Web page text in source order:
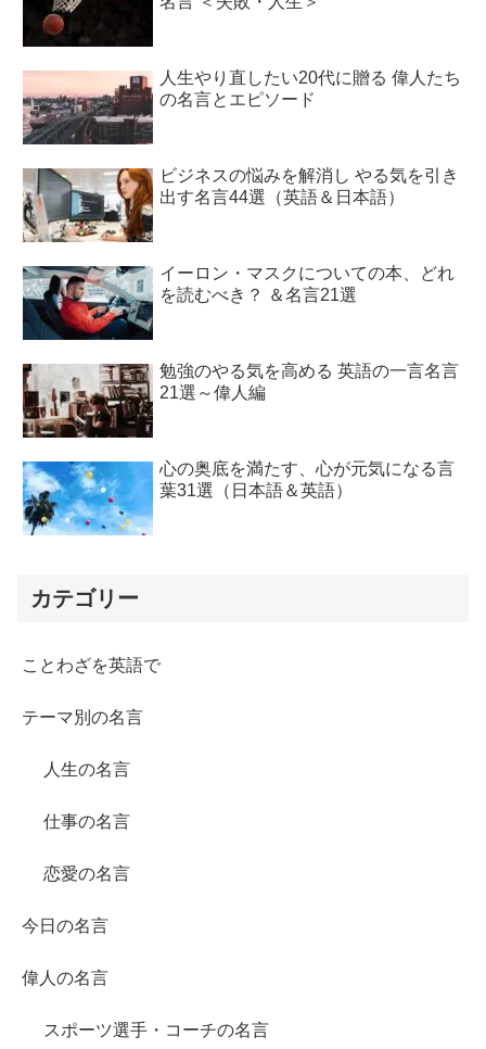
人生やり直したい20代に贈る 偉人たち
の名言とエピソード
ビジネスの悩みを解消し やる気を引き
出す名言44選（英語＆日本語）
イーロン・マスクについての本、どれ
を読むべき？ ＆名言21選
勉強のやる気を高める 英語の一言名言
21選～偉人編
心の奥底を満たす、心が元気になる言
葉31選（日本語＆英語）
カテゴリー
ことわざを英語で
テーマ別の名言
人生の名言
仕事の名言
恋愛の名言
今日の名言
偉人の名言
スポーツ選手・コーチの名言